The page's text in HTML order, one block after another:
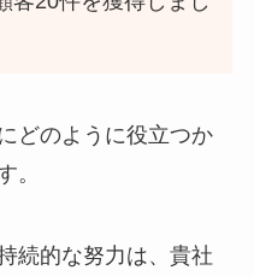
どのように役立つか
。
続的な努力は、貴社